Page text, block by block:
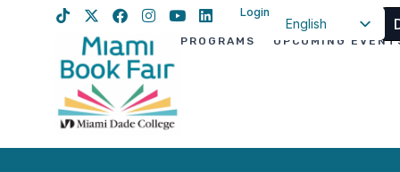
Login
English
PROGRAMS UPCOMING